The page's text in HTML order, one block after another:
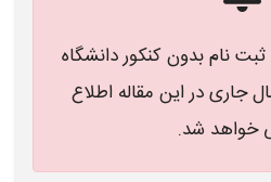
نام بدون کنکور دانشگاه
جاری در این مقاله اطلاع
خواهد شد.